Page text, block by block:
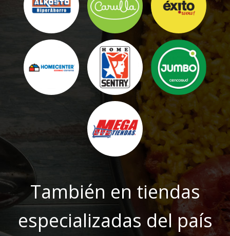
También en tiendas
especializadas del país